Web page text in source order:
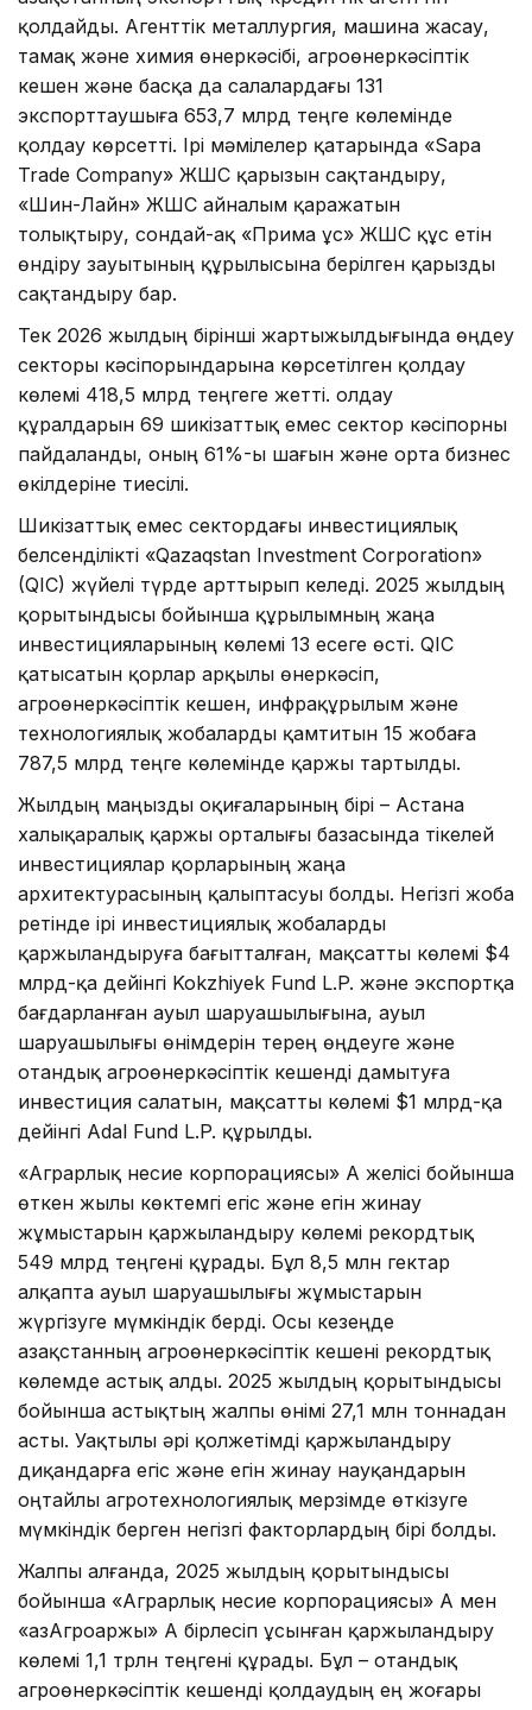
қолдайды. Агенттік металлургия, машина жасау,
тамақ және химия өнеркәсібі, агроөнеркәсіптік
кешен және басқа да салалардағы 131
экспорттаушыға 653,7 млрд теңге көлемінде
қолдау көрсетті. Ірі мәмілелер қатарында «Sapa
Trade Company» ЖШС қарызын сақтандыру,
«Шин-Лайн» ЖШС айналым қаражатын
толықтыру, сондай-ақ «Прима Құс» ЖШС құс етін
өндіру зауытының құрылысына берілген қарызды
сақтандыру бар.
Тек 2026 жылдың бірінші жартыжылдығында өңдеу
секторы кәсіпорындарына көрсетілген қолдау
көлемі 418,5 млрд теңгеге жетті. Қолдау
құралдарын 69 шикізаттық емес сектор кәсіпорны
пайдаланды, оның 61%-ы шағын және орта бизнес
өкілдеріне тиесілі.
Шикізаттық емес сектордағы инвестициялық
белсенділікті «Qazaqstan Investment Corporation»
(QIC) жүйелі түрде арттырып келеді. 2025 жылдың
қорытындысы бойынша құрылымның жаңа
инвестицияларының көлемі 13 есеге өсті. QIC
қатысатын қорлар арқылы өнеркәсіп,
агроөнеркәсіптік кешен, инфрақұрылым және
технологиялық жобаларды қамтитын 15 жобаға
787,5 млрд теңге көлемінде қаржы тартылды.
Жылдың маңызды оқиғаларының бірі – Астана
халықаралық қаржы орталығы базасында тікелей
инвестициялар қорларының жаңа
архитектурасының қалыптасуы болды. Негізгі жоба
ретінде ірі инвестициялық жобаларды
қаржыландыруға бағытталған, мақсатты көлемі $4
млрд-қа дейінгі Kokzhiyek Fund L.P. және экспортқа
бағдарланған ауыл шаруашылығына, ауыл
шаруашылығы өнімдерін терең өңдеуге және
отандық агроөнеркәсіптік кешенді дамытуға
инвестиция салатын, мақсатты көлемі $1 млрд-қа
дейінгі Adal Fund L.P. құрылды.
«Аграрлық несие корпорациясы» АҚ желісі бойынша
өткен жылы көктемгі егіс және егін жинау
жұмыстарын қаржыландыру көлемі рекордтық
549 млрд теңгені құрады. Бұл 8,5 млн гектар
алқапта ауыл шаруашылығы жұмыстарын
жүргізуге мүмкіндік берді. Осы кезеңде
Қазақстанның агроөнеркәсіптік кешені рекордтық
көлемде астық алды. 2025 жылдың қорытындысы
бойынша астықтың жалпы өнімі 27,1 млн тоннадан
асты. Уақтылы әрі қолжетімді қаржыландыру
диқандарға егіс және егін жинау науқандарын
оңтайлы агротехнологиялық мерзімде өткізуге
мүмкіндік берген негізгі факторлардың бірі болды.
Жалпы алғанда, 2025 жылдың қорытындысы
бойынша «Аграрлық несие корпорациясы» АҚ мен
«ҚазАгроҚаржы» АҚ бірлесіп ұсынған қаржыландыру
көлемі 1,1 трлн теңгені құрады. Бұл – отандық
агроөнеркәсіптік кешенді қолдаудың ең жоғары